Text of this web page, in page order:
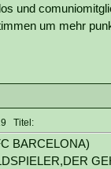
und
um mehr
Titel:
BARCELONA)